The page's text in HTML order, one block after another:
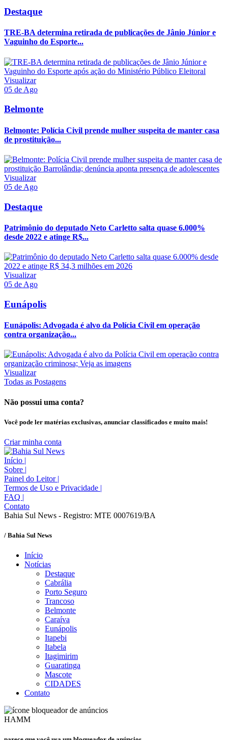
Destaque
TRE-BA determina retirada de publicações de Jânio Júnior e
Vaguinho do Esporte...
Visualizar
05 de Ago
Belmonte
Belmonte: Polícia Civil prende mulher suspeita de manter casa
de prostituição...
Visualizar
05 de Ago
Destaque
Patrimônio do deputado Neto Carletto salta quase 6.000%
desde 2022 e atinge R$...
Visualizar
05 de Ago
Eunápolis
Eunápolis: Advogada é alvo da Polícia Civil em operação
contra organização...
Visualizar
Todas as Postagens
Não possui uma conta?
Você pode ler matérias exclusivas, anunciar classificados e muito mais!
Criar minha conta
Início |
Sobre |
Painel do Leitor |
Termos de Uso e Privacidade |
FAQ |
Contato
Bahia Sul News - Registro: MTE 0007619/BA
/ Bahia Sul News
Início
Notícias
Destaque
Cabrália
Porto Seguro
Trancoso
Belmonte
Caraíva
Eunápolis
Itapebi
Itabela
Itagimirim
Guaratinga
Mascote
CIDADES
Contato
HAMM